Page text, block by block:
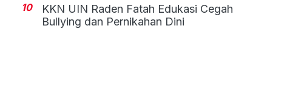
10
KKN UIN Raden Fatah Edukasi Cegah
Bullying dan Pernikahan Dini